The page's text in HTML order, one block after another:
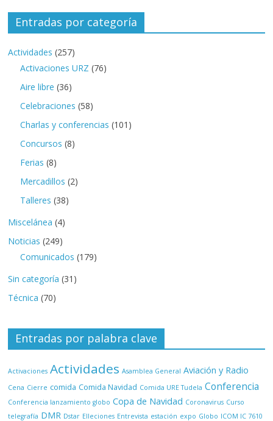
Entradas por categoría
Actividades (257)
Activaciones URZ (76)
Aire libre (36)
Celebraciones (58)
Charlas y conferencias (101)
Concursos (8)
Ferias (8)
Mercadillos (2)
Talleres (38)
Miscelánea (4)
Noticias (249)
Comunicados (179)
Sin categoría (31)
Técnica (70)
Entradas por palabra clave
Activaciones Actividades Asamblea General Aviación y Radio
Cena Cierre comida Comida Navidad Comida URE Tudela Conferencia
Conferencia lanzamiento globo Copa de Navidad Coronavirus Curso
telegrafía DMR Dstar Elleciones Entrevista estación expo Globo ICOM IC 7610